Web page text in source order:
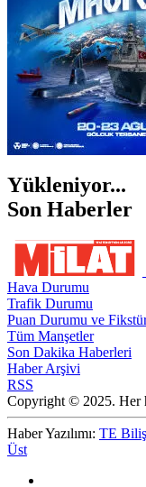
Yükleniyor...
Son Haberler
Hava Durumu
Trafik Durumu
Puan Durumu ve
Tüm Manşetler
Son Dakika Haberleri
Haber Arşivi
RSS
Copyright © 2025. Her
Haber Yazılımı: TE
Üst